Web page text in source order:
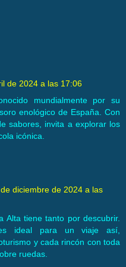
de 2024 a las 17:06
mundialmente por su
enológico de España. Con
sabores, invita a explorar los
icónica.
diciembre de 2024 a las
Alta tiene tanto por descubrir.
es ideal para un viaje así,
y cada rincón con toda
ruedas.